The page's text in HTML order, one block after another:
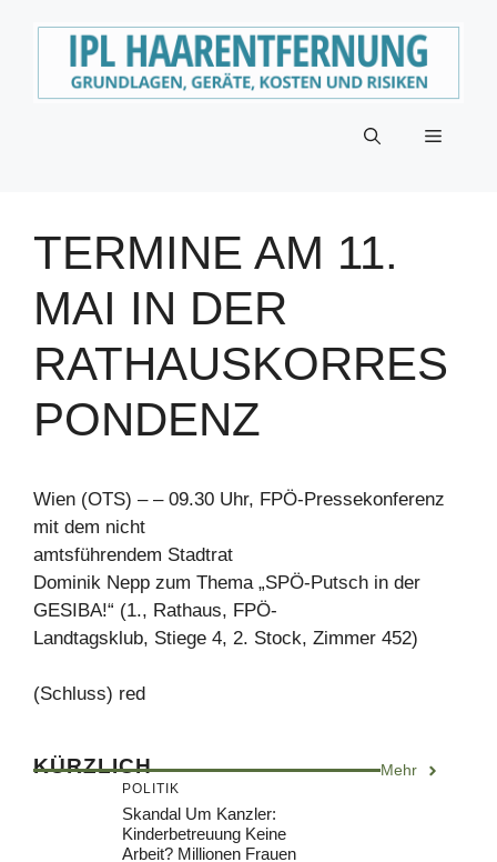
Menü
TERMINE AM 11.
MAI IN DER
RATHAUSKORRES
PONDENZ
Wien (OTS) – – 09.30 Uhr, FPÖ-Pressekonferenz
mit dem nicht
amtsführendem Stadtrat
Dominik Nepp zum Thema „SPÖ-Putsch in der
GESIBA!“ (1., Rathaus, FPÖ-
Landtagsklub, Stiege 4, 2. Stock, Zimmer 452)
(Schluss) red
KÜRZLICH Mehr
POLITIK
Skandal Um Kanzler:
Kinderbetreuung Keine
Arbeit? Millionen Frauen